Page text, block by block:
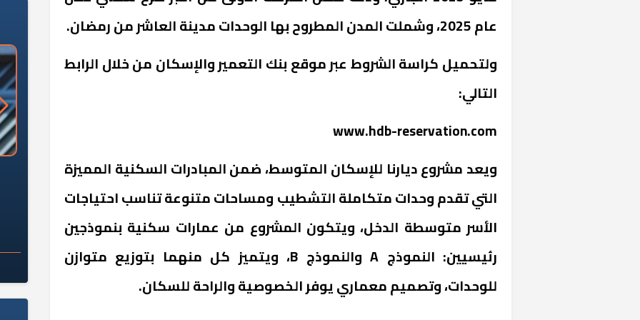
عام 2025، وشملت المدن المطروح بها الوحدات مدينة العاشر من رمضان.
ولتحميل كراسة الشروط عبر موقع بنك التعمير والإسكان من خلال الرابط
التالي:
www.hdb-reservation.com
ويعد مشروع ديارنا للإسكان المتوسط، ضمن المبادرات السكنية المميزة
التي تقدم وحدات متكاملة التشطيب ومساحات متنوعة تناسب احتياجات
الأسر متوسطة الدخل، ويتكون المشروع من عمارات سكنية بنموذجين
رئيسيين: النموذج A والنموذج B، ويتميز كل منهما بتوزيع متوازن
للوحدات، وتصميم معماري يوفر الخصوصية والراحة للسكان.
«وزارة الآثار»: العُثور على 10 توابيت
خشبية بفناء مقبرة "باكي"
سلامة الغذاء: 285 ألف طن صادرات
غذائية في أسبوع